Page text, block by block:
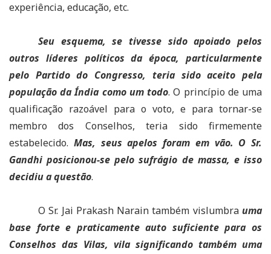
experiência, educação, etc.
Seu esquema, se tivesse sido apoiado pelos
outros líderes políticos da época, particularmente
pelo Partido do Congresso, teria sido aceito pela
população da Índia como um todo. O princípio de uma
qualificação razoável para o voto, e para tornar-se
membro dos Conselhos, teria sido firmemente
estabelecido. Mas, seus apelos foram em vão. O Sr.
Gandhi posicionou-se pelo sufrágio de massa, e isso
decidiu a questão.
O Sr. Jai Prakash Narain também vislumbra uma
base forte e praticamente auto suficiente para os
Conselhos das Vilas, vila significando também uma